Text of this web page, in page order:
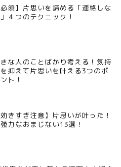
必須】片思いを諦める「連絡しな
４つのテクニック！
な人のことばかり考える！気持
抑えて片思いを叶える3つのポ
ト！
効きすぎ注意】片思いが叶った！
力なおまじない13選！